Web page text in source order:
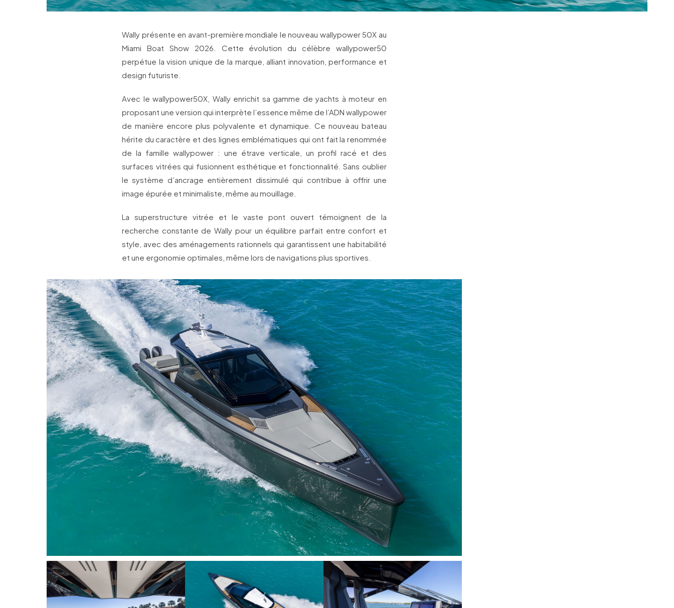
Wally présente en avant-première mondiale le nouveau wallypower 50X au
Miami Boat Show 2026. Cette évolution du célèbre wallypower50
perpétue la vision unique de la marque, alliant innovation, performance et
design futuriste.
Avec le wallypower50X, Wally enrichit sa gamme de yachts à moteur en
proposant une version qui interprète l’essence même de l’ADN wallypower
de manière encore plus polyvalente et dynamique. Ce nouveau bateau
hérite du caractère et des lignes emblématiques qui ont fait la renommée
de la famille wallypower : une étrave verticale, un profil racé et des
surfaces vitrées qui fusionnent esthétique et fonctionnalité. Sans oublier
le système d’ancrage entièrement dissimulé qui contribue à offrir une
image épurée et minimaliste, même au mouillage.
La superstructure vitrée et le vaste pont ouvert témoignent de la
recherche constante de Wally pour un équilibre parfait entre confort et
style, avec des aménagements rationnels qui garantissent une habitabilité
et une ergonomie optimales, même lors de navigations plus sportives.